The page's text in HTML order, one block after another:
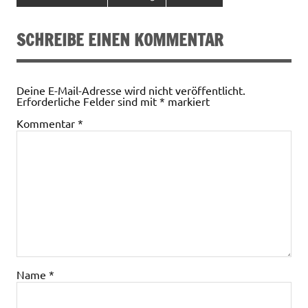
SCHREIBE EINEN KOMMENTAR
Deine E-Mail-Adresse wird nicht veröffentlicht.
Erforderliche Felder sind mit * markiert
Kommentar *
Name *